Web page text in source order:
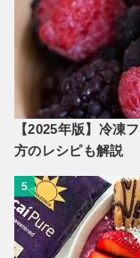
【2025年版】冷凍
方のレシピも解説
5